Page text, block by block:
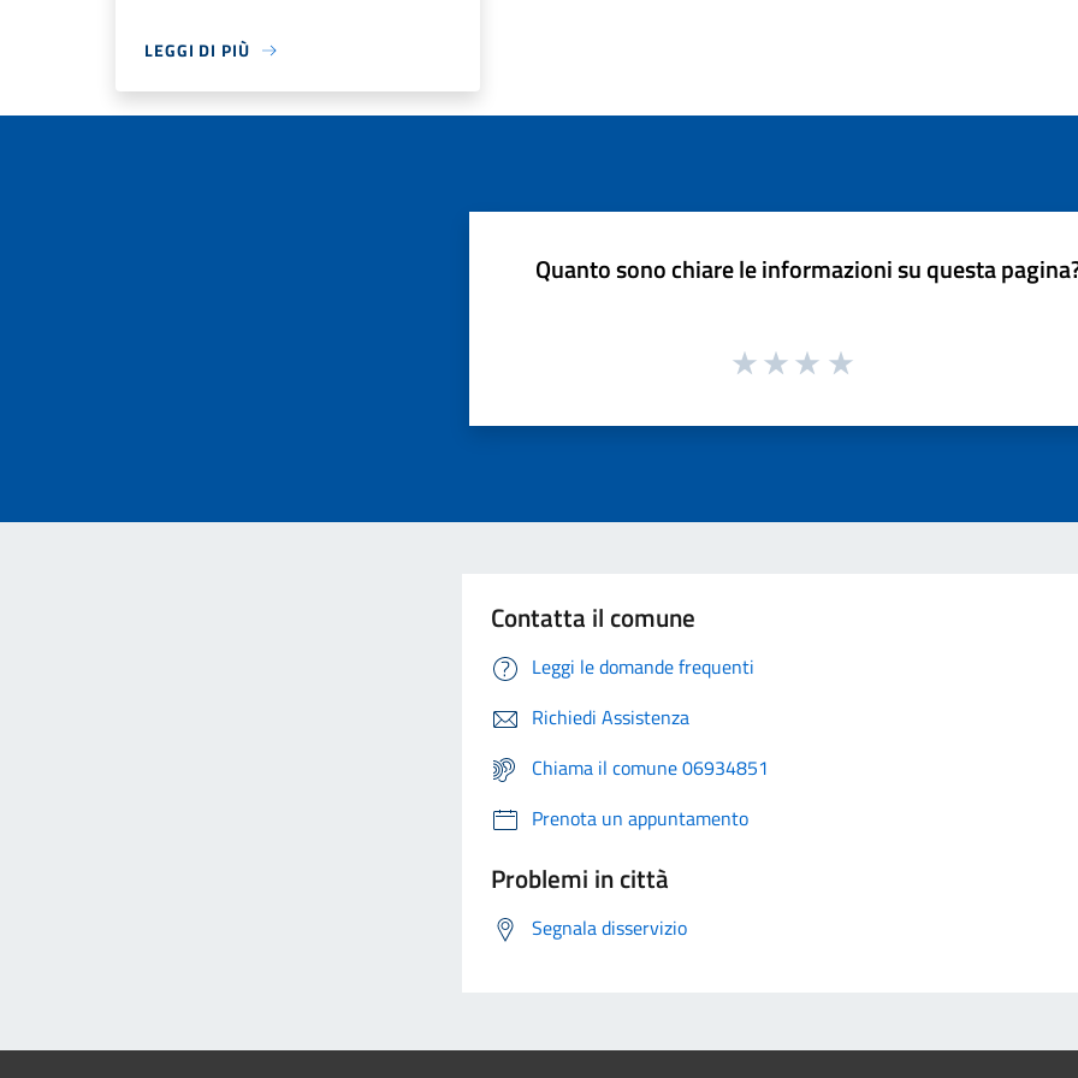
LEGGI DI PIÙ
Quanto sono chiare le informazioni su questa
Contatta il comune
Leggi le domande frequenti
Richiedi Assistenza
Chiama il comune 06934851
Prenota un appuntamento
Problemi in città
Segnala disservizio